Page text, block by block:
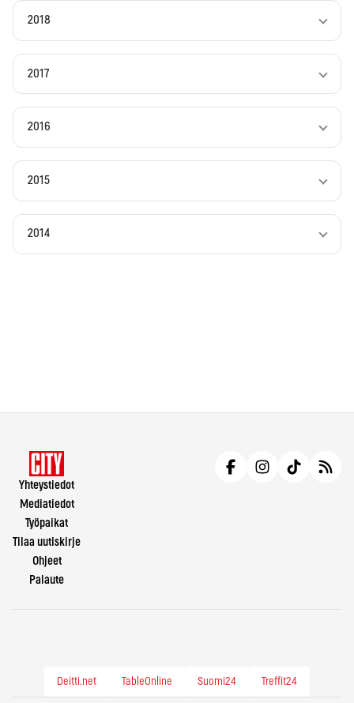
2018
2017
2016
2015
2014
Yhteystiedot
Mediatiedot
Työpaikat
Tilaa uutiskirje
Ohjeet
Palaute
Deitti.net TableOnline Suomi24 Treffit24